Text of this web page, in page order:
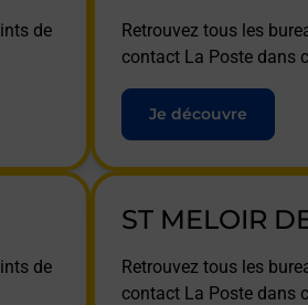
de
Retrouvez tous les
contact La Poste dans
Je découvre
de
ST MELOIR
Retrouvez tous les
contact La Poste dans